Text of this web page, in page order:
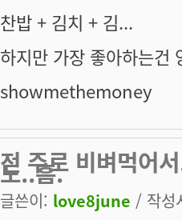
찬밥 + 김치 + 김...
하지만 가장 좋아하는건
showmethemoney
전 주로 비벼먹어
도..흠.
글쓴이: love8june / 작성